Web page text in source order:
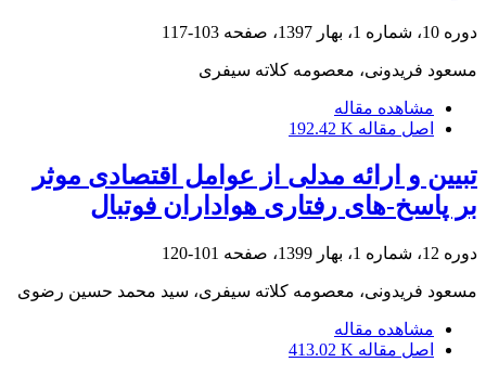
دوره 10، شماره 1، بهار 1397، صفحه 103-117
مسعود فریدونی، معصومه کلاته سیفری
مشاهده مقاله
اصل مقاله 192.42 K
تبیین و ارائه مدلی از عوامل اقتصادی موثر
بر پاسخ-های رفتاری هواداران فوتبال
دوره 12، شماره 1، بهار 1399، صفحه 101-120
مسعود فریدونی، معصومه کلاته سیفری، سید محمد حسین رضوی
مشاهده مقاله
اصل مقاله 413.02 K